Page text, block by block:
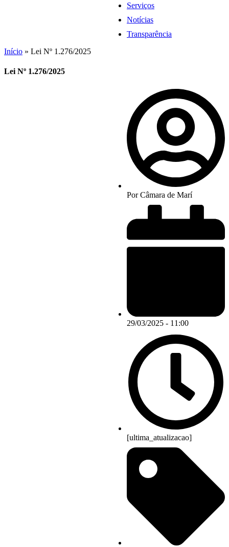
Serviços
Notícias
Transparência
Início » Lei Nº 1.276/2025
Lei Nº 1.276/2025
PorCâmara de Marí
29/03/2025 - 11:00
[ultima_atualizacao]